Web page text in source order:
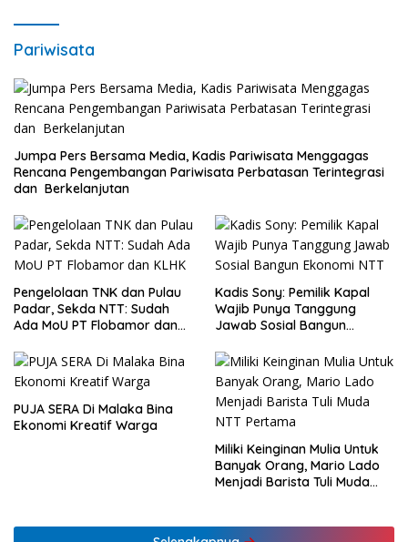
Pariwisata
Jumpa Pers Bersama Media, Kadis Pariwisata Menggagas
Rencana Pengembangan Pariwisata Perbatasan Terintegrasi
dan Berkelanjutan
Pengelolaan TNK dan Pulau
Padar, Sekda NTT: Sudah
Ada MoU PT Flobamor dan
Kadis Sony: Pemilik Kapal
Wajib Punya Tanggung
Jawab Sosial Bangun
PUJA SERA Di Malaka Bina
Ekonomi Kreatif Warga
Miliki Keinginan Mulia Untuk
Banyak Orang, Mario Lado
Menjadi Barista Tuli Muda